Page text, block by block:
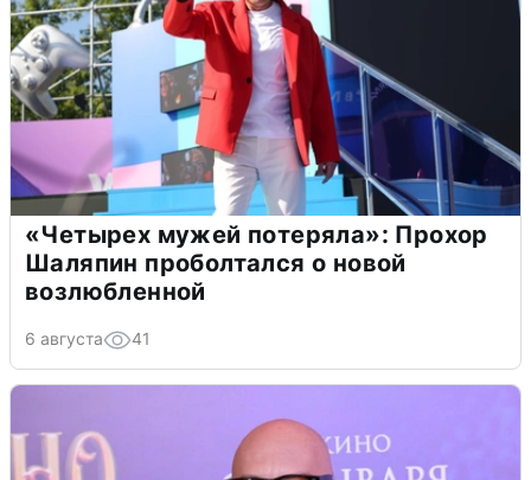
«Четырех мужей потеряла»: Прохор
Шаляпин проболтался о новой
возлюбленной
6 августа 41